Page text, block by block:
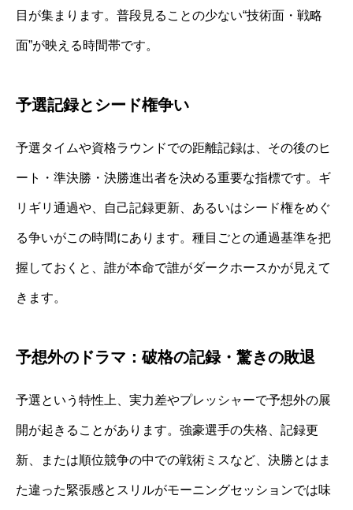
目が集まります。普段見ることの少ない“技術面・戦略
面”が映える時間帯です。
予選記録とシード権争い
予選タイムや資格ラウンドでの距離記録は、その後のヒ
ート・準決勝・決勝進出者を決める重要な指標です。ギ
リギリ通過や、自己記録更新、あるいはシード権をめぐ
る争いがこの時間にあります。種目ごとの通過基準を把
握しておくと、誰が本命で誰がダークホースかが見えて
きます。
予想外のドラマ：破格の記録・驚きの敗退
予選という特性上、実力差やプレッシャーで予想外の展
開が起きることがあります。強豪選手の失格、記録更
新、または順位競争の中での戦術ミスなど、決勝とはま
た違った緊張感とスリルがモーニングセッションでは味